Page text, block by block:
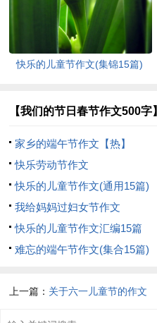
快乐的儿童节作文(集锦15篇)
【我们的节日春节作文500字
家乡的端午节作文【热】
快乐劳动节作文
快乐的儿童节作文(通用15篇)
我给妈妈过妇女节作文
快乐的儿童节作文汇编15篇
难忘的端午节作文(集合15篇)
上一篇： 关于六一儿童节的作文